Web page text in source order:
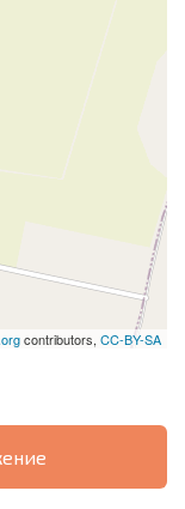
contributors, CC-BY-SA